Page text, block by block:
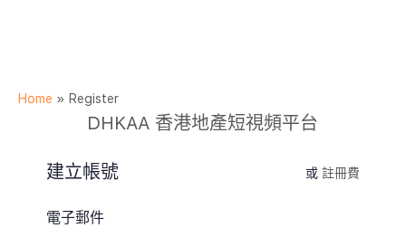
Home » Register
DHKAA 香港地產短視頻平台
建立帳號 或註冊費
電子郵件